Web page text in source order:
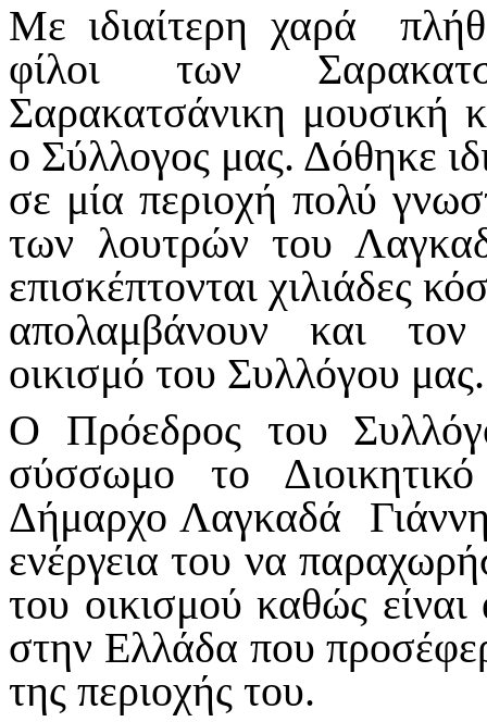
Με ιδιαίτερη χαρά
φίλοι των
Σαρακατσάνικη μουσική
ο Σύλλογος μας. Δόθηκε
σε μία περιοχή πολύ
των λουτρών του
επισκέπτονται χιλιάδες
απολαμβάνουν και τον
οικισμό του Συλλόγου μας.
Ο Πρόεδρος του
σύσσωμο το
Δήμαρχο Λαγκαδά
ενέργεια του να
του οικισμού καθώς
στην Ελλάδα που
της περιοχής του.